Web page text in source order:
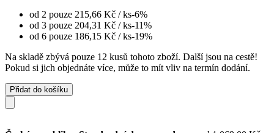
od 2 pouze 215,66 Kč / ks-6%
od 3 pouze 204,31 Kč / ks-11%
od 6 pouze 186,15 Kč / ks-19%
Na skladě zbývá pouze 12 kusů tohoto zboží. Další jsou na cestě!
Pokud si jich objednáte více, může to mít vliv na termín dodání.
Přidat do košíku